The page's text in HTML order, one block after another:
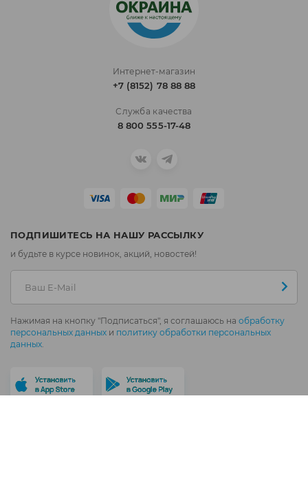
Интернет-магазин
+7 (8152) 78 88 88
Служба качества
8 800 555-17-48
ПОДПИШИТЕСЬ НА НАШУ РАССЫЛКУ
и будьте в курсе новинок, акций, новостей!
Нажимая на кнопку "Подписаться", я соглашаюсь на обработку
персональных данных и политику обработки персональных
данных